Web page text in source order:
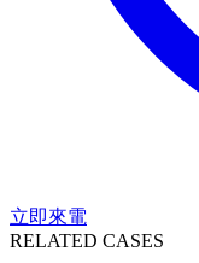
立即來電
RELATED CASES